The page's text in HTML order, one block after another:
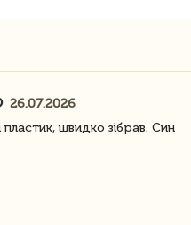
26.07.2026
швидко зібрав. Син